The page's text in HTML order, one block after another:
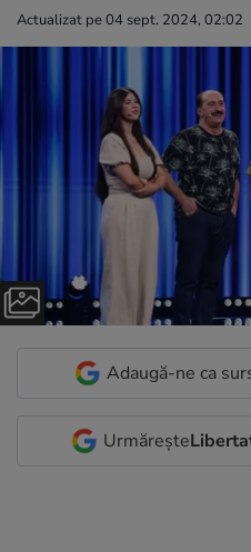
Actualizat pe 04 sept. 2024, 02:02
Adaugă-ne ca
Urmărește